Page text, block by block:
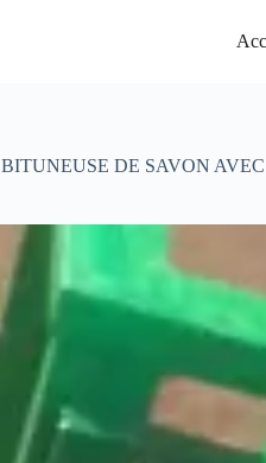
BITUNEUSE DE SAVON